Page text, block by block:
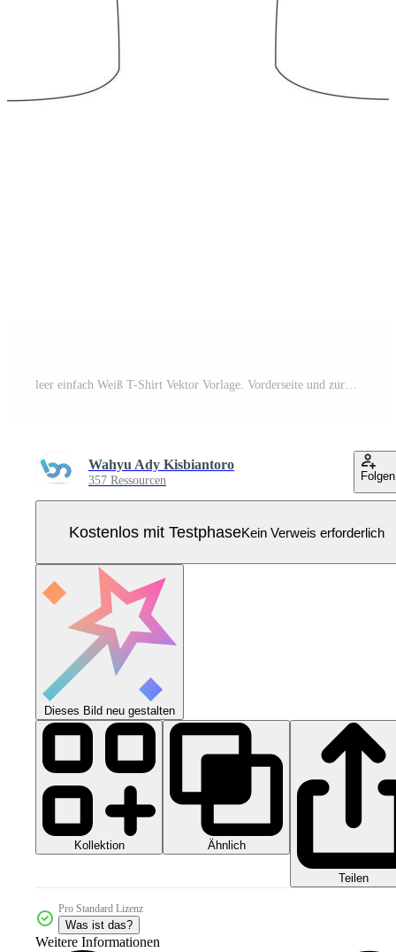
leer einfach Weiß T-Shirt Vektor Vorlage. Vorderseite und zurück Aussicht Attrappe, Lehrmodell, Simulation isoliert auf Weiß Hintergrund Pro Vektor
Wahyu Ady Kisbiantoro
357 Ressourcen Folgen
Kostenlos mit TestphaseKein Verweis erforderlich
Dieses Bild neu gestalten
Kollektion Ähnlich
Teilen
Pro Standard Lizenz
Was ist das?
Weitere Informationen